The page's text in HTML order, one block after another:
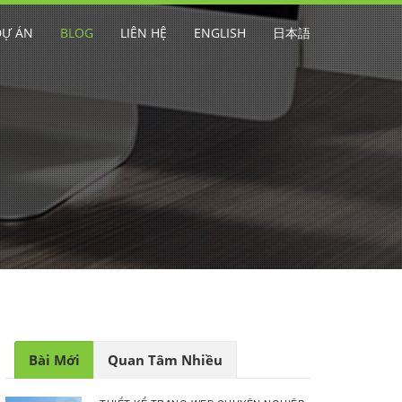
ÁN BLOG LIÊN HỆ ENGLISH 日本語
Bài Mới Quan Tâm Nhiều